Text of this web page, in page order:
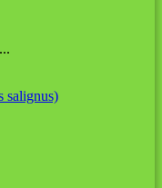
salignus)